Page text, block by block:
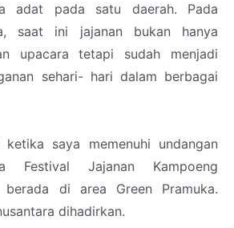
adat pada satu daerah. Pada
saat ini jajanan bukan hanya
upacara tetapi sudah menjadi
sehari- hari dalam berbagai
saya memenuhi undangan
Festival Jajanan Kampoeng
berada di area Green Pramuka.
dihadirkan.